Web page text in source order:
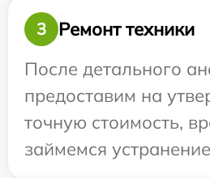
3
Ремонт техники
После детального
предоставим на
точную стоимость,
займемся